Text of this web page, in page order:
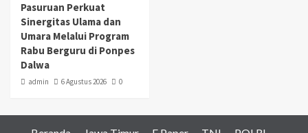
Pasuruan Perkuat
Sinergitas Ulama dan
Umara Melalui Program
Rabu Berguru di Ponpes
Dalwa
admin 6 Agustus 2026 0